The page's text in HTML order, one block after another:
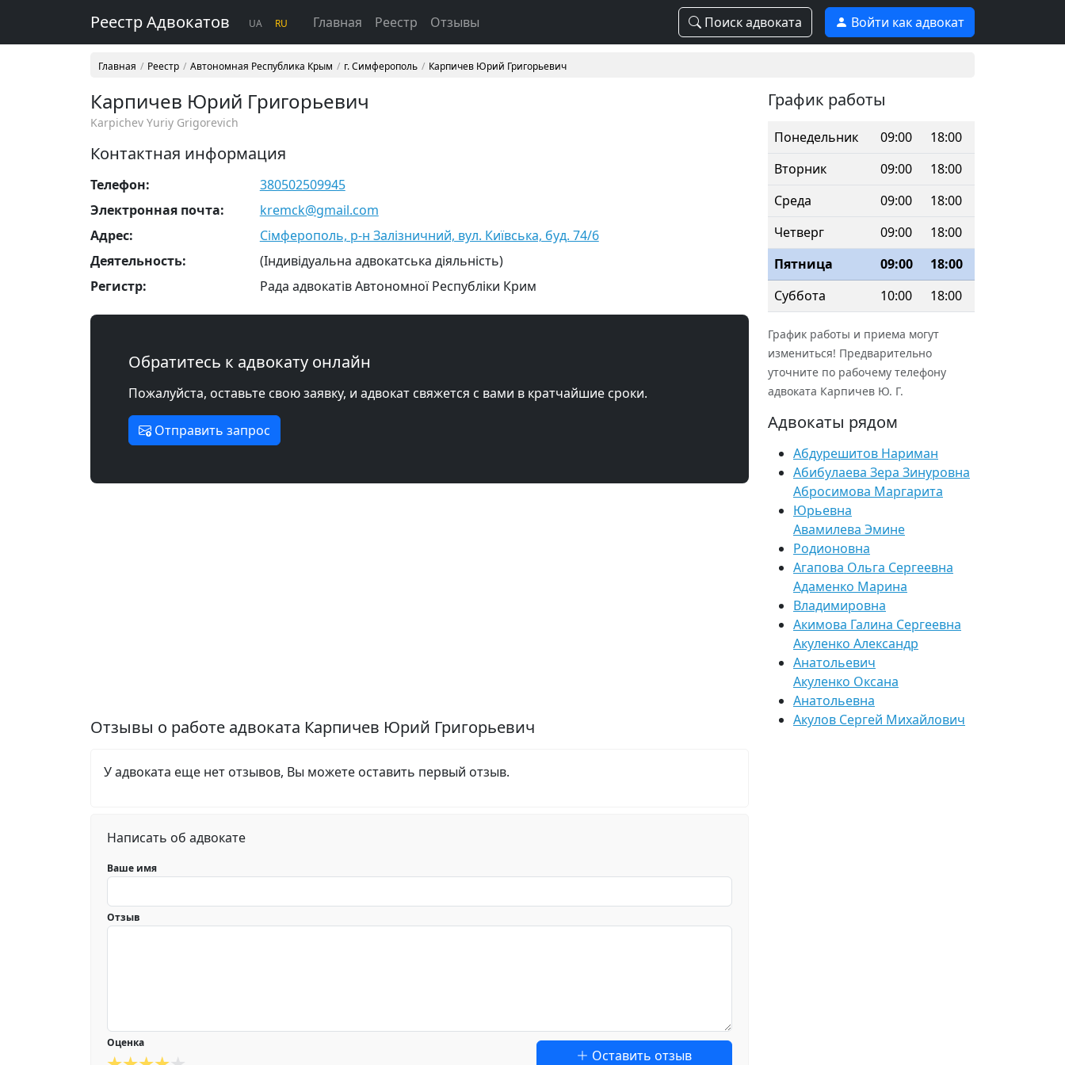
Реестр Адвокатов UA RU Главная Реестр Отзывы Поиск адвоката Войти как адвокат
Главная Реестр Автономная Республика Крым г. Симферополь Карпичев Юрий Григорьевич
Карпичев Юрий Григорьевич
Karpichev Yuriy Grigorevich
Контактная информация
Телефон:
380502509945
Электронная почта:
kremck@gmail.com
Адрес:
Сімферополь, р-н Залізничний, вул. Київська, буд. 74/6
Деятельность:
(Індивідуальна адвокатська діяльність)
Регистр:
Рада адвокатів Автономної Республіки Крим
Обратитесь к адвокату онлайн
Пожалуйста, оставьте свою заявку, и адвокат свяжется с вами в кратчайшие сроки.
Отправить запрос
Отзывы о работе адвоката Карпичев Юрий Григорьевич
У адвоката еще нет отзывов, Вы можете оставить первый отзыв.
Написать об адвокате
Ваше имя
Отзыв
Оценка
Оставить отзыв
График работы
Понедельник 09:00
18:00
Вторник
09:00
18:00
Среда
09:00
18:00
Четверг
09:00
18:00
Пятница
09:00
18:00
Суббота
10:00 18:00
График работы и приема могут
измениться! Предварительно
уточните по рабочему телефону
адвоката Карпичев Ю. Г.
Адвокаты рядом
Абдурешитов Нариман
Абибулаева Зера Зинуровна
Абросимова Маргарита
Юрьевна
Авамилева Эмине
Родионовна
Агапова Ольга Сергеевна
Адаменко Марина
Владимировна
Акимова Галина Сергеевна
Акуленко Александр
Анатольевич
Акуленко Оксана
Анатольевна
Акулов Сергей Михайлович